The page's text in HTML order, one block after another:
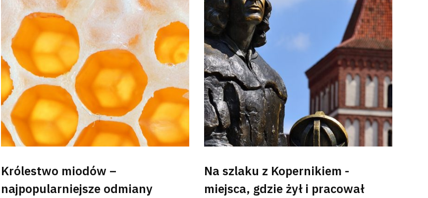
Królestwo miodów –
najpopularniejsze odmiany
Na szlaku z Kopernikiem -
miejsca, gdzie żył i pracował